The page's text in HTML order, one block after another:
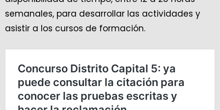
semanales, para desarrollar las actividades y
asistir a los cursos de formación.